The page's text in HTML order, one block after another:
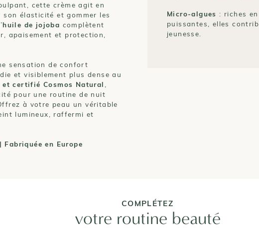
cette crème agit en
élasticité et gommer les
huile de jojoba complètent
apaisement et protection,
sensation de confort
et visiblement plus dense au
et certifié Cosmos Natural,
pour une routine de nuit
à votre peau un véritable
lumineux, raffermi et
en Europe
Micro-algues : riches
puissantes, elles
jeunesse.
COMPLÉTEZ
votre routine beauté